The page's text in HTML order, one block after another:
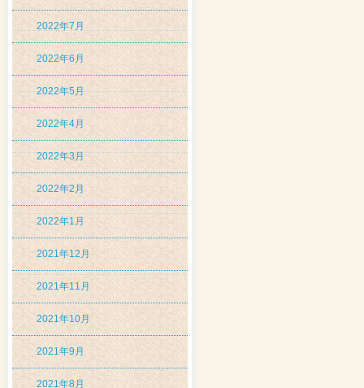
2022年7月
2022年6月
2022年5月
2022年4月
2022年3月
2022年2月
2022年1月
2021年12月
2021年11月
2021年10月
2021年9月
2021年8月